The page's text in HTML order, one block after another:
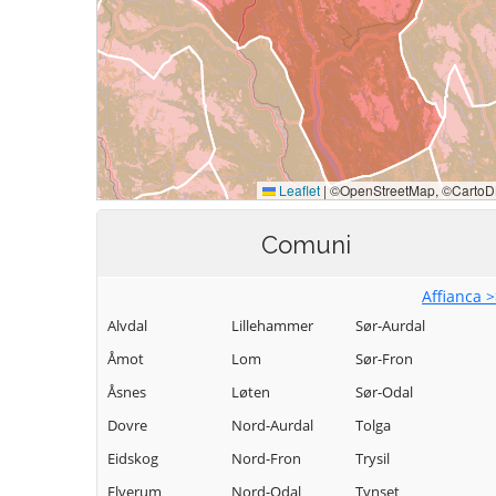
Comuni
Affianca
Alvdal
Åmot
Åsnes
Dovre
Eidskog
Elverum
Lillehammer
Lom
Løten
Nord-Aurdal
Nord-Fron
Nord-Odal
Sør-Aurdal
Sør-Fron
Sør-Odal
Tolga
Trysil
Tynset